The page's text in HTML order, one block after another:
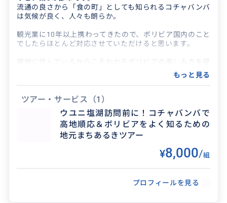
流通の良さから「食の町」としても知られるコチャバンバ
は気候が良く、人々も朗らか。
観光業に10年以上携わってきたので、ボリビア国内のこと
でしたらほとんど対応させていただけると思います。
現地に住んでいるからこそわかるボリビアの楽しみ方を提
案し、良い旅の思い出作りをお手伝いしたいです♪もっと見る
ツアー・サービス
（1）
ウユニ塩湖訪問前に！コチャバンバで
高地順応＆ボリビアをよく知るための
地元まちあるきツアー
¥8,000/組
プロフィールを見る